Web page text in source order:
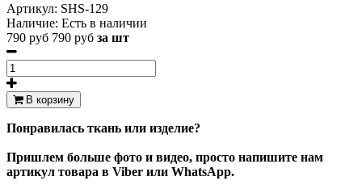
Артикул: SHS-129
Наличие: Есть в наличии
790 руб 790 руб за шт
В корзину
Понравилась ткань или изделие?
Пришлем больше фото и видео, просто напишите нам
артикул товара в Viber или WhatsApp.